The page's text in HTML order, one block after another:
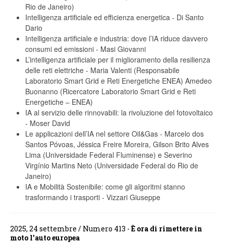
Rio de Janeiro)
Intelligenza artificiale ed efficienza energetica - Di Santo
Dario
Intelligenza artificiale e industria: dove l’IA riduce davvero
consumi ed emissioni - Masi Giovanni
L’intelligenza artificiale per il miglioramento della resilienza
delle reti elettriche - Maria Valenti (Responsabile
Laboratorio Smart Grid e Reti Energetiche ENEA) Amedeo
Buonanno (Ricercatore Laboratorio Smart Grid e Reti
Energetiche – ENEA)
IA al servizio delle rinnovabili: la rivoluzione del fotovoltaico
- Moser David
Le applicazioni dell’IA nel settore Oil&Gas - Marcelo dos
Santos Póvoas, Jéssica Freire Moreira, Gilson Brito Alves
Lima (Universidade Federal Fluminense) e Severino
Virgínio Martins Neto (Universidade Federal do Rio de
Janeiro)
IA e Mobilità Sostenibile: come gli algoritmi stanno
trasformando i trasporti - Vizzari Giuseppe
2025, 24 settembre / Numero 413 - È ora di rimettere in
moto l’auto europea